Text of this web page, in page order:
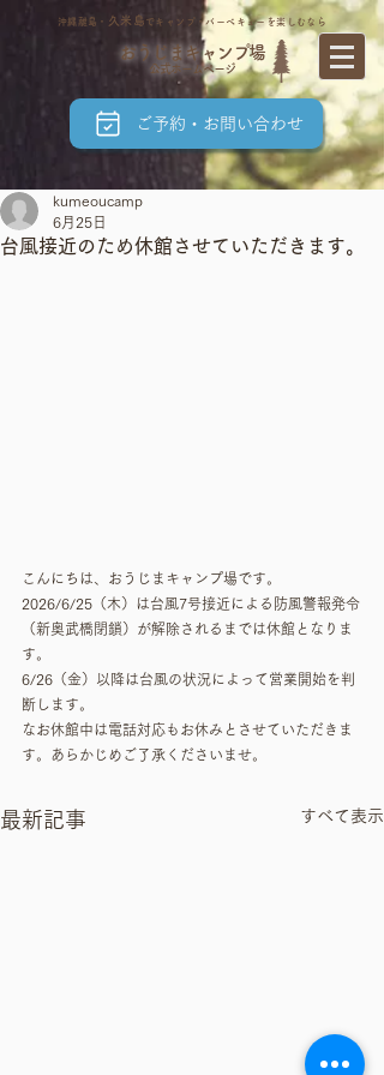
沖縄離島・ 久米島 でキャンプ・バーベキューを楽しむなら
おうじまキャンプ場
公式ホームページ
ご予約・お問い合わせ
台風接近のため休館させていただきます。
kumeoucamp
6月25日
こんにちは、おうじまキャンプ場です。
2026/6/25（木）は台風7号接近による防風警報発令
（新奥武橋閉鎖）が解除されるまでは休館となりま
す。
6/26（金）以降は台風の状況によって営業開始を判
断します。
なお休館中は電話対応もお休みとさせていただきま
す。あらかじめご了承くださいませ。
最新記事 すべて表示